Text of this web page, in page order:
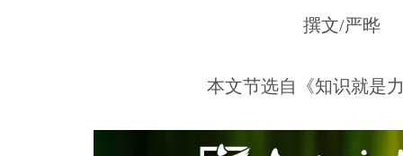
撰文/严晔
本文节选自《知识就是